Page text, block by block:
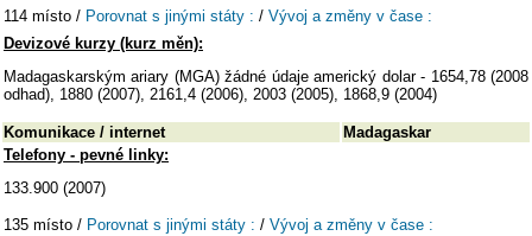
114 místo / Porovnat s jinými státy : / Vývoj a změny v čase :
Devizové kurzy (kurz měn):
Madagaskarským ariary (MGA) žádné údaje americký dolar - 1654,78 (2008
odhad), 1880 (2007), 2161,4 (2006), 2003 (2005), 1868,9 (2004)
Komunikace / internet
Madagaskar
Telefony - pevné linky:
133.900 (2007)
135 místo / Porovnat s jinými státy : / Vývoj a změny v čase :